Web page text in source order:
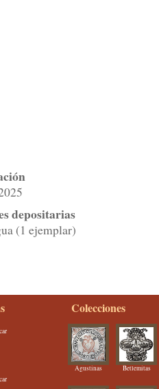
depositarias
(1 ejemplar)
Colecciones
Agustinas Betlemitas